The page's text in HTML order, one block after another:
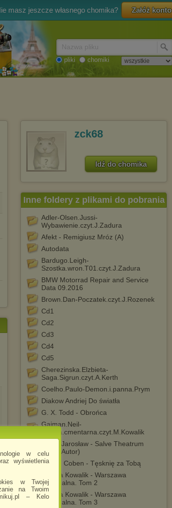
w celu
wyświetlenia
w Twojej
na Twoim
– Kelo
masz jeszcze własnego chomika? Załóż konto
pliki chomiki
zck68
Idź do chomika
Inne foldery z plikami do pobrania
Adler-Olsen.Jussi-
Wybawienie.czyt.J.Zadura
Afekt - Remigiusz Mróz (A)
Autodata
Bardugo.Leigh-
Szostka.wron.T01.czyt.J.Zadura
BMW Motorrad Repair and Service
Data 09.2016
Brown.Dan-Poczatek.czyt.J.Rozenek
Cd1
Cd2
Cd3
Cd4
Cd5
Cherezinska.Elzbieta-
Saga.Sigrun.czyt.A.Kerth
Coelho.Paulo-Demon.i.panna.Prym
Diakow Andriej Do światła
G. X. Todd - Obrońca
Gaiman.Neil-
Ksiega.cmentarna.czyt.M.Kowalik
Gibas Jarosław - Salve Theatrum
(czyta Autor)
Harlan Coben - Tęsknię za Tobą
Helena Kowalik - Warszawa
kryminalna. Tom 2
Helena Kowalik - Warszawa
kryminalna. Tom 3